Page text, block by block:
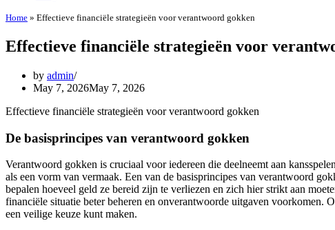
Home » Effectieve financiële strategieën voor verantwoord gokken
Effectieve financiële strategieën voor
by admin
May 7, 2026May 7, 2026
Effectieve financiële strategieën voor verantwoord gokken
De basisprincipes van verantwoord gokken
Verantwoord gokken is cruciaal voor iedereen die deelneemt aan
als een vorm van vermaak. Een van de basisprincipes van verantwoord
bepalen hoeveel geld ze bereid zijn te verliezen en zich hier strikt aan
financiële situatie beter beheren en onverantwoorde uitgaven voorkomen.
een veilige keuze kunt maken.